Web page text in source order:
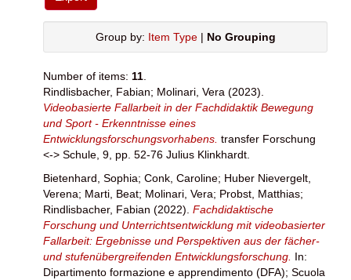
Group by: Item Type| No Grouping
Number of items: 11
Rindlisbacher, Fabian; Molinari, Vera (2023).
Videobasierte Fallarbeit in der Fachdidaktik Bewegung
und Sport - Erkenntnisse eines
Entwicklungsforschungsvorhabens. transfer Forschung
<-> Schule, 9, pp. 52-76 Julius Klinkhardt.
Bietenhard, Sophia; Conk, Caroline; Huber Nievergelt,
Verena; Marti, Beat; Molinari, Vera; Probst, Matthias;
Rindlisbacher, Fabian (2022). Fachdidaktische
Forschung und Unterrichtsentwicklung mit videobasierter
Fallarbeit: Ergebnisse und Perspektiven aus der fächer-
und stufenübergreifenden Entwicklungsforschung. In:
Dipartimento formazione e apprendimento (DFA); Scuola